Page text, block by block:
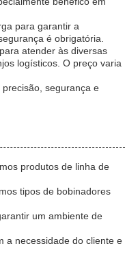
para garantir a
é obrigatória.
atender às diversas
logísticos. O preço varia
segurança e
produtos de linha de
tipos de bobinadores
um ambiente de
a necessidade do cliente e